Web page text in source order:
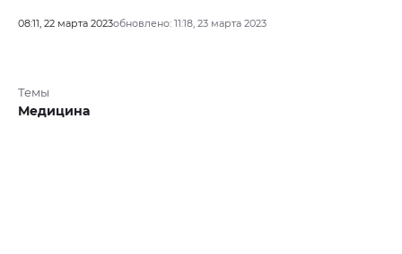
08:11, 22 марта 2023обновлено: 11:18, 23 марта 2023
Темы
Медицина